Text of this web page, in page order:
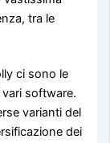
tra le
ci sono le
software.
varianti del
dei